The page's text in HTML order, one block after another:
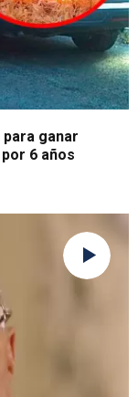
para ganar
6 años